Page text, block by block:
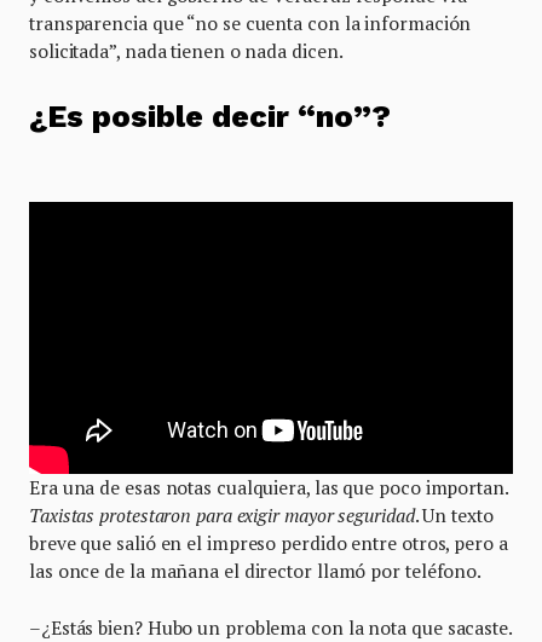
transparencia que “no se cuenta con la información
solicitada”, nada tienen o nada dicen.
¿Es posible decir “no”?
Era una de esas notas cualquiera, las que poco importan.
Taxistas protestaron para exigir mayor seguridad. Un texto
breve que salió en el impreso perdido entre otros, pero a
las once de la mañana el director llamó por teléfono.
–¿Estás bien? Hubo un problema con la nota que sacaste.